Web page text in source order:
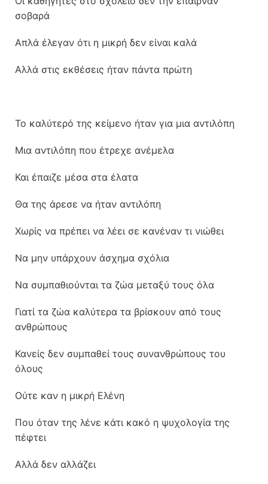
σοβαρά
Απλά έλεγαν ότι η μικρή δεν είναι καλά
Αλλά στις εκθέσεις ήταν πάντα πρώτη
Το καλύτερό της κείμενο ήταν για μια αντιλόπη
Μια αντιλόπη που έτρεχε ανέμελα
Και έπαιζε μέσα στα έλατα
Θα της άρεσε να ήταν αντιλόπη
Χωρίς να πρέπει να λέει σε κανέναν τι νιώθει
Να μην υπάρχουν άσχημα σχόλια
Να συμπαθιούνται τα ζώα μεταξύ τους όλα
Γιατί τα ζώα καλύτερα τα βρίσκουν από τους
ανθρώπους
Κανείς δεν συμπαθεί τους συνανθρώπους του
όλους
Ούτε καν η μικρή Ελένη
Που όταν της λένε κάτι κακό η ψυχολογία της
πέφτει
Αλλά δεν αλλάζει